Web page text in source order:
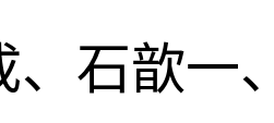
、石歆一